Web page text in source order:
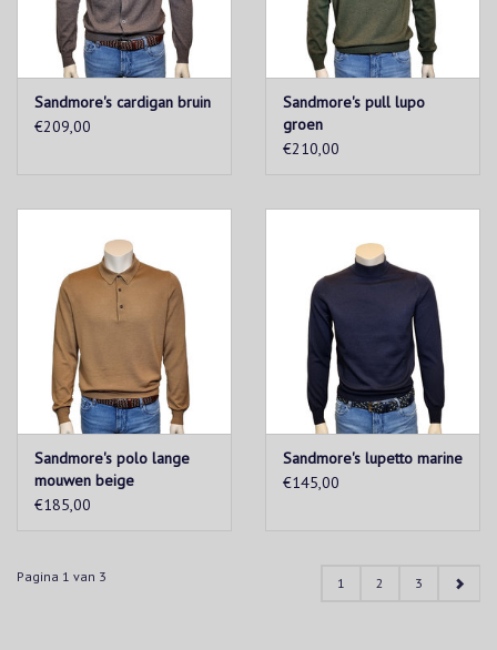
Sandmore's cardigan bruin
€209,00
Sandmore's pull lupo
groen
€210,00
Sandmore's polo lange
mouwen beige
€185,00
Sandmore's lupetto marine
€145,00
Pagina 1 van 3 1 2 3